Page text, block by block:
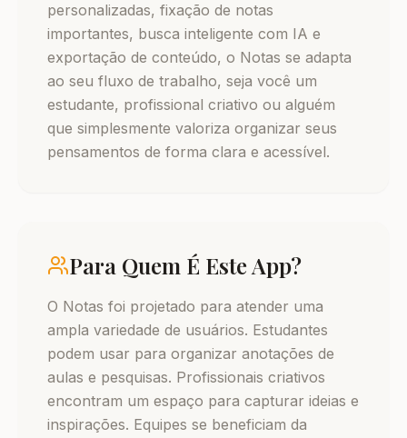
personalizadas, fixação de notas
importantes, busca inteligente com IA e
exportação de conteúdo, o Notas se adapta
ao seu fluxo de trabalho, seja você um
estudante, profissional criativo ou alguém
que simplesmente valoriza organizar seus
pensamentos de forma clara e acessível.
Para Quem É Este App?
O Notas foi projetado para atender uma
ampla variedade de usuários. Estudantes
podem usar para organizar anotações de
aulas e pesquisas. Profissionais criativos
encontram um espaço para capturar ideias e
inspirações. Equipes se beneficiam da